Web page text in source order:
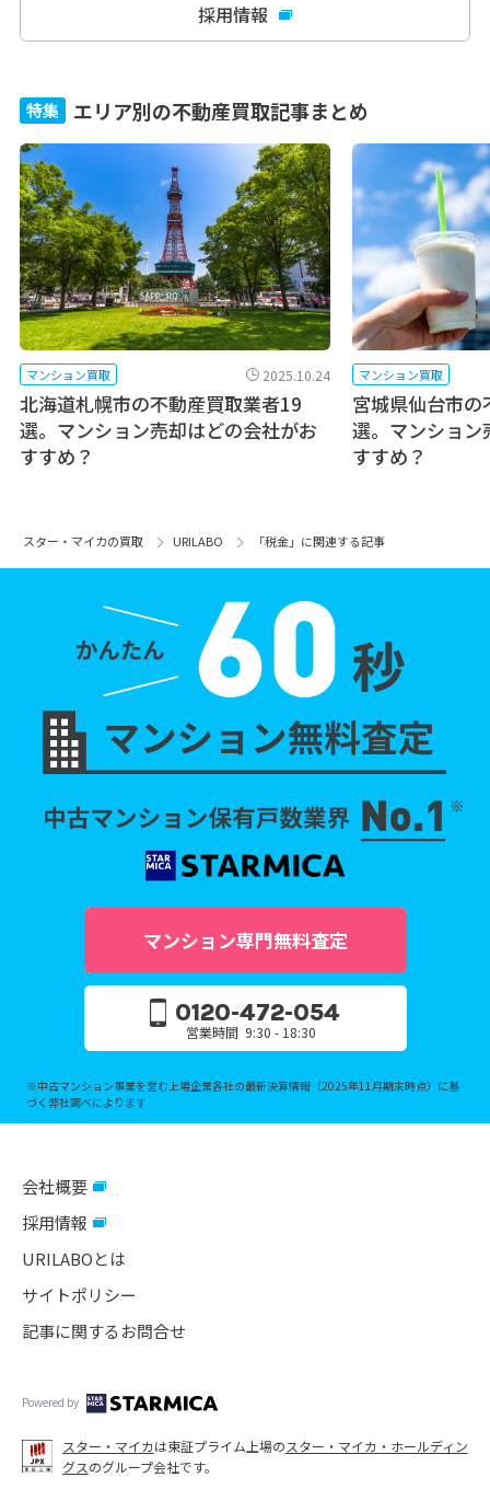
採用情報
特集 エリア別の不動産買取記事まとめ
マンション買取 2025.10.24
北海道札幌市の不動産買取業者19
選。マンション売却はどの会社がお
すすめ？
マンション買取
宮城県仙台市
選。マンション
すすめ？
スター・マイカの買取 URILABO 「税金」に関連する記事
マンション専門無料査定
0120-472-054
営業時間 9:30 - 18:30
※中古マンション事業を営む上場企業各社の最新決算情報（2025年11月期末時点）に基
づく弊社調べによります
会社概要
採用情報
URILABOとは
サイトポリシー
記事に関するお問合せ
Powered by
スター・マイカは東証プライム上場のスター・マイカ・ホールディン
グスのグループ会社です。